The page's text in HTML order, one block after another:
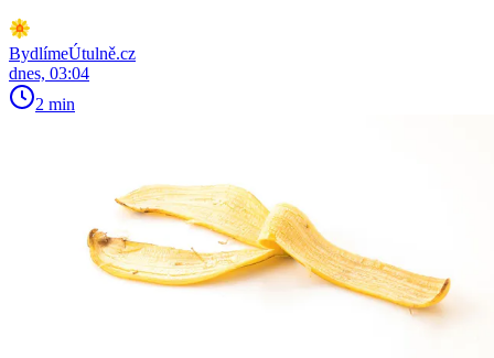
BydlímeÚtulně.cz
dnes, 03:04
2 min